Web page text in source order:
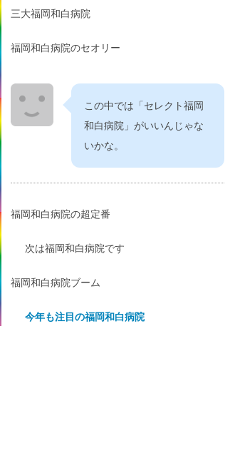
三大福岡和白病院
福岡和白病院のセオリー
この中では「セレクト福岡
和白病院」がいいんじゃな
いかな。
福岡和白病院の超定番
次は福岡和白病院です
福岡和白病院ブーム
今年も注目の福岡和白病院